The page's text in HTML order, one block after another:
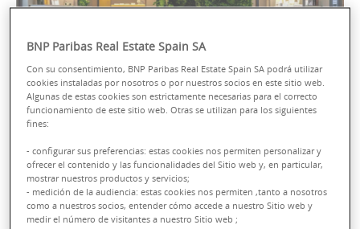
ASESORAMIENTO SOBRE
PROPIEDADES CRE Y
BNP Paribas Real Estate Spain SA
Con su consentimiento, BNP Paribas Real Estate Spain SA podrá utilizar
cookies instaladas por nosotros o por nuestros socios en este sitio web.
Algunas de estas cookies son estrictamente necesarias para el correcto
funcionamiento de este sitio web. Otras se utilizan para los siguientes
fines:
- configurar sus preferencias: estas cookies nos permiten personalizar y
ofrecer el contenido y las funcionalidades del Sitio web y, en particular,
mostrar nuestros productos y servicios;
- medición de la audiencia: estas cookies nos permiten ,tanto a nosotros
como a nuestros socios, entender cómo accede a nuestro Sitio web y
medir el número de visitantes a nuestro Sitio web ;